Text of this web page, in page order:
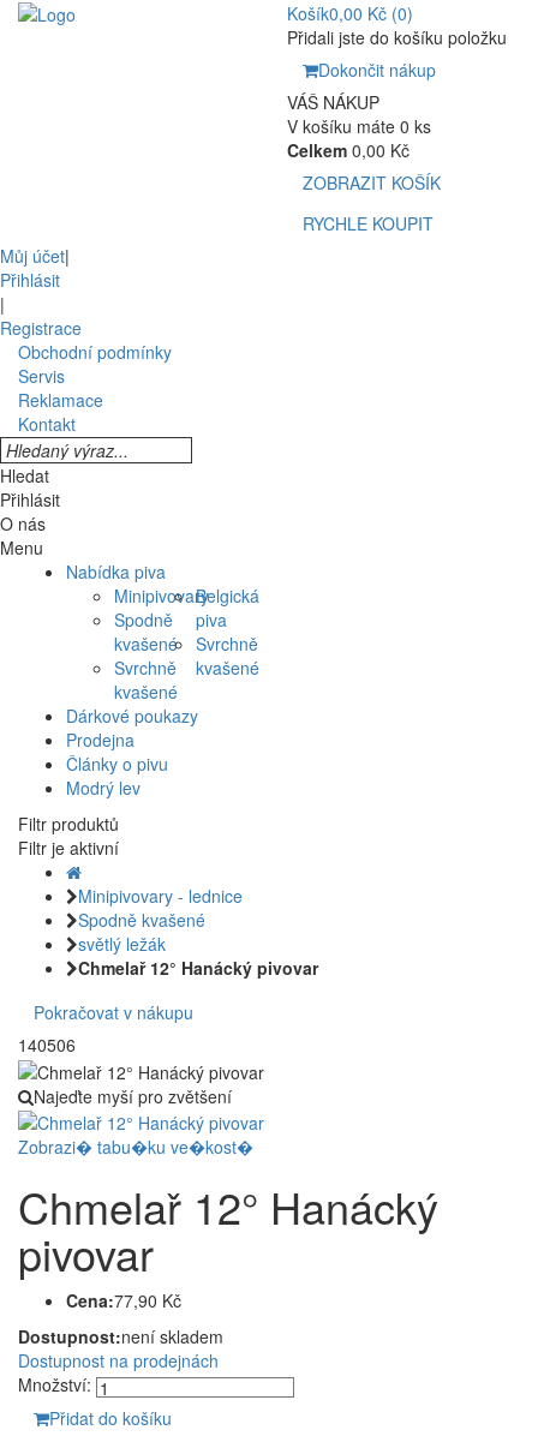
Košík0,00 Kč (0)
Přidali jste do košíku položku
Dokončit nákup
VÁŠ NÁKUP
V košíku máte 0 ks
Celkem 0,00 Kč
ZOBRAZIT KOŠÍK
RYCHLE KOUPIT
Můj účet|
Přihlásit
|
Registrace
Obchodní podmínky
Servis
Reklamace
Kontakt
Hledat
Přihlásit
O nás
Menu
Nabídka piva
Minipivovary
Spodně
kvašené
Svrchně
kvašené
Belgická
piva
Svrchně
kvašené
Dárkové poukazy
Prodejna
Články o pivu
Modrý lev
Filtr produktů
Filtr je aktivní
Minipivovary - lednice
Spodně kvašené
světlý ležák
Chmelař 12° Hanácký pivovar
Pokračovat v nákupu
140506
Najeďte myší pro zvětšení
Zobrazi� tabu�ku ve�kost�
Chmelař 12° Hanácký
pivovar
Cena:77,90 Kč
Dostupnost:není skladem
Dostupnost na prodejnách
Množství:
Přidat do košíku